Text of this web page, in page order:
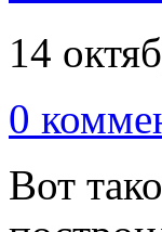
14
0
Вот